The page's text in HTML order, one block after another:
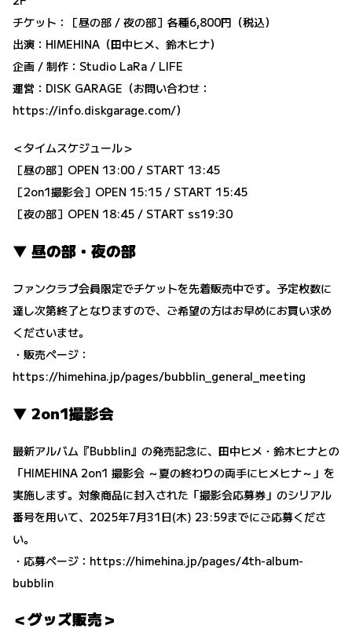
チケット：［昼の部 / 夜の部］各種6,800円（税込）
出演：HIMEHINA（田中ヒメ、鈴木ヒナ）
企画 / 制作：Studio LaRa / LIFE
運営：DISK GARAGE（お問い合わせ：
https://info.diskgarage.com/）
＜タイムスケジュール＞
［昼の部］OPEN 13:00 / START 13:45
［2on1撮影会］OPEN 15:15 / START 15:45
［夜の部］OPEN 18:45 / START ss19:30
▼ 昼の部・夜の部
ファンクラブ会員限定でチケットを先着販売中です。予定枚数に
達し次第終了となりますので、ご希望の方はお早めにお買い求め
くださいませ。
・販売ページ：
https://himehina.jp/pages/bubblin_general_meeting
▼ 2on1撮影会
最新アルバム『Bubblin』の発売記念に、田中ヒメ・鈴木ヒナとの
「HIMEHINA 2on1 撮影会 ～夏の終わりの両手にヒメヒナ～」を
実施します。対象商品に封入された「撮影会応募券」のシリアル
番号を用いて、2025年7月31日(木) 23:59までにご応募くださ
い。
・応募ページ： https://himehina.jp/pages/4th-album-
bubblin
＜グッズ販売＞